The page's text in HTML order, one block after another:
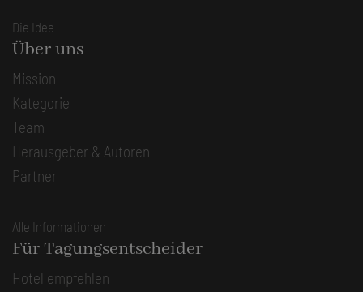
Die Idee
Über uns
Mission
Kategorie
Team
Herausgeber & Autoren
Partner
Alle Informationen
Für Tagungsentscheider
Hotel empfehlen